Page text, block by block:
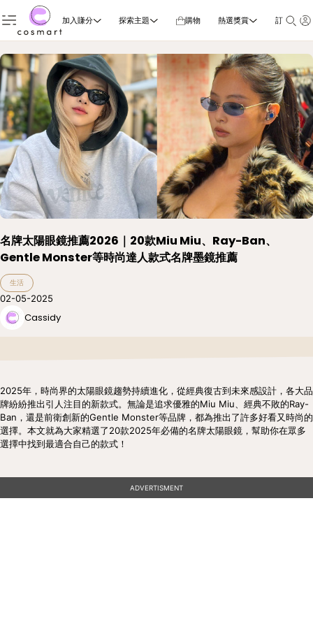
加入賺分 探索主題 購物 熱選獎賞 訂閱雜誌
名牌太陽眼鏡推薦2026｜20款Miu Miu、Ray-Ban、
Gentle Monster等時尚達人款式名牌墨鏡推薦
生活
02-05-2025
Cassidy
2025年，時尚界的太陽眼鏡趨勢持續進化，從經典復古到未來感設計，各大品
牌紛紛推出引人注目的新款式。無論是追求優雅的Miu Miu、經典不敗的Ray-
Ban，還是前衛創新的Gentle Monster等品牌，都為推出了許多好看又時尚的
選擇。本文就為大家精選了20款2025年必備的名牌太陽眼鏡，幫助你在眾多
選擇中找到最適合自己的款式！
ADVERTISMENT